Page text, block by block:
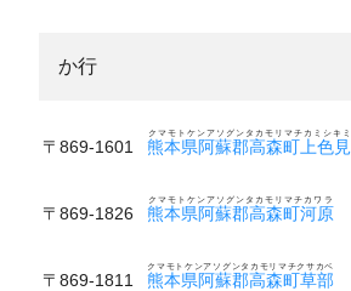
か行
〒869-1601 熊本県阿蘇郡高森町上色見
クマモトケンアソグンタカモリマチカミシキミ
〒869-1826 熊本県阿蘇郡高森町河原
クマモトケンアソグンタカモリマチカワラ
〒869-1811 熊本県阿蘇郡高森町草部
クマモトケンアソグンタカモリマチクサカベ